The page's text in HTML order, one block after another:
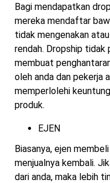
Bagi mendapatkan
mereka mendaftar
tidak mengenakan
rendah. Dropship
membuat
oleh anda dan pekerja
memperlolehi
produk.
EJEN
Biasanya, ejen
menjualnya kembali.
dari anda, maka lebih